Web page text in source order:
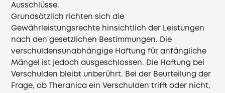
Ausschlüsse.
Grundsätzlich richten sich die
Gewährleistungsrechte hinsichtlich der Leistungen
nach den gesetzlichen Bestimmungen. Die
verschuldensunabhängige Haftung für anfängliche
Mängel ist jedoch ausgeschlossen. Die Haftung bei
Verschulden bleibt unberührt. Bei der Beurteilung der
Frage, ob Theranica ein Verschulden trifft oder nicht,